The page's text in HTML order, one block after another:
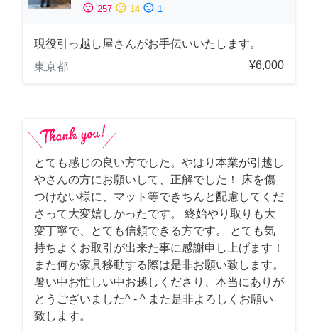
sentiment_satisfied 257 sentiment_neutral 14 sentiment_dissatisfied 1
現役引っ越し屋さんがお手伝いいたします。
東京都
¥6,000
とても感じの良い方でした。やはり本業が引越し
やさんの方にお願いして、正解でした！ 床を傷
つけない様に、マット等できちんと配慮してくだ
さって大変嬉しかったです。 終始やり取りも大
変丁寧で、とても信頼できる方です。 とても気
持ちよくお取引が出来た事に感謝申し上げます！
また何か家具移動する際は是非お願い致します。
暑い中お忙しい中お越しくださり、本当にありが
とうございました^ - ^ また是非よろしくお願い
致します。